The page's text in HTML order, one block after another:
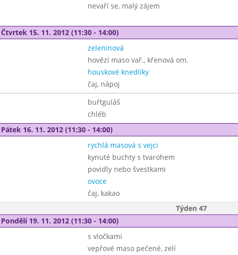
nevaří se, malý zájem
Čtvrtek 15. 11. 2012 (11:30 - 14:00)
zeleninová
hovězí maso vař., křenová om.
houskové knedlíky
čaj, nápoj
buřtguláš
chléb
Pátek 16. 11. 2012 (11:30 - 14:00)
rychlá masová s vejci
kynuté buchty s tvarohem
povidly nebo švestkami
ovoce
čaj, kakao
Týden 47
Pondělí 19. 11. 2012 (11:30 - 14:00)
s vločkami
vepřové maso pečené, zelí